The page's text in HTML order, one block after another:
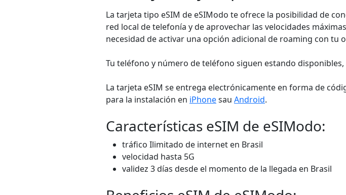
La tarjeta tipo eSIM de eSIModo te ofrece la posibilidad de
red local de telefonía y de aprovechar las velocidades
necesidad de activar una opción adicional de roaming con tu
Tu teléfono y número de teléfono siguen estando
La tarjeta eSIM se entrega electrónicamente en forma de
para la instalación en iPhonesau Android.
Características eSIM de eSIModo:
tráfico Ilimitado de internet en Brasil
velocidad hasta 5G
validez 3 días desde el momento de la llegada en Brasil